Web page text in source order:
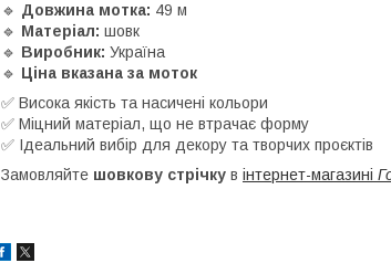
🔹 Довжина мотка: 49 м
🔹 Матеріал: шовк
🔹 Виробник: Україна
🔹 Ціна вказана за моток
✅ Висока якість та насичені кольори
✅ Міцний матеріал, що не втрачає форму
✅ Ідеальний вибір для декору та творчих проєктів
Замовляйте шовкову стрічку в інтернет-магазині